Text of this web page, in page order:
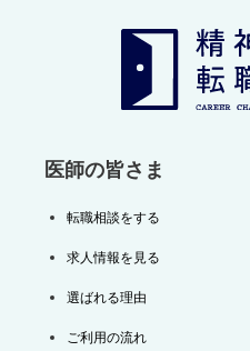
医師の皆さま
転職相談をする
求人情報を見る
選ばれる理由
ご利用の流れ